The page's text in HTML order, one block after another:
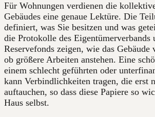
Für Wohnungen verdienen die
Gebäudes eine genaue Lektüre. Die
definiert, was Sie besitzen und was
die Protokolle des Eigentümerverbands
Reservefonds zeigen, wie das
ob größere Arbeiten anstehen. Eine
einem schlecht geführten oder
kann Verbindlichkeiten tragen, die erst
auftauchen, so dass diese Papiere so
Haus selbst.